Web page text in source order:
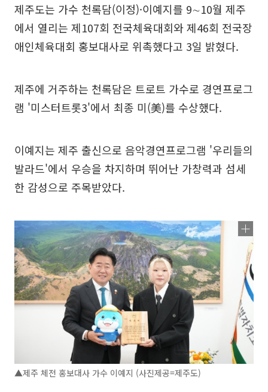
제주도는 가수 천록담(이정)·이예지를 9∼10월 제주
에서 열리는 제107회 전국체육대회와 제46회 전국장
애인체육대회 홍보대사로 위촉했다고 3일 밝혔다.
제주에 거주하는 천록담은 트로트 가수로 경연프로그
램 '미스터트롯3'에서 최종 미(美)를 수상했다.
이예지는 제주 출신으로 음악경연프로그램 '우리들의
발라드'에서 우승을 차지하며 뛰어난 가창력과 섬세
한 감성으로 주목받았다.
▲제주 체전 홍보대사 가수 이예지 (사진제공=제주도)